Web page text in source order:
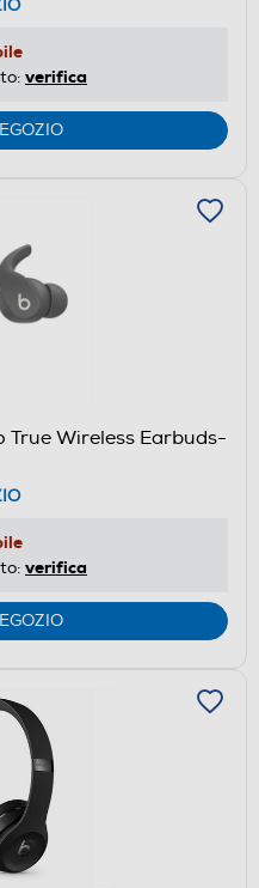
verifica
True Wireless Earbuds-
verifica